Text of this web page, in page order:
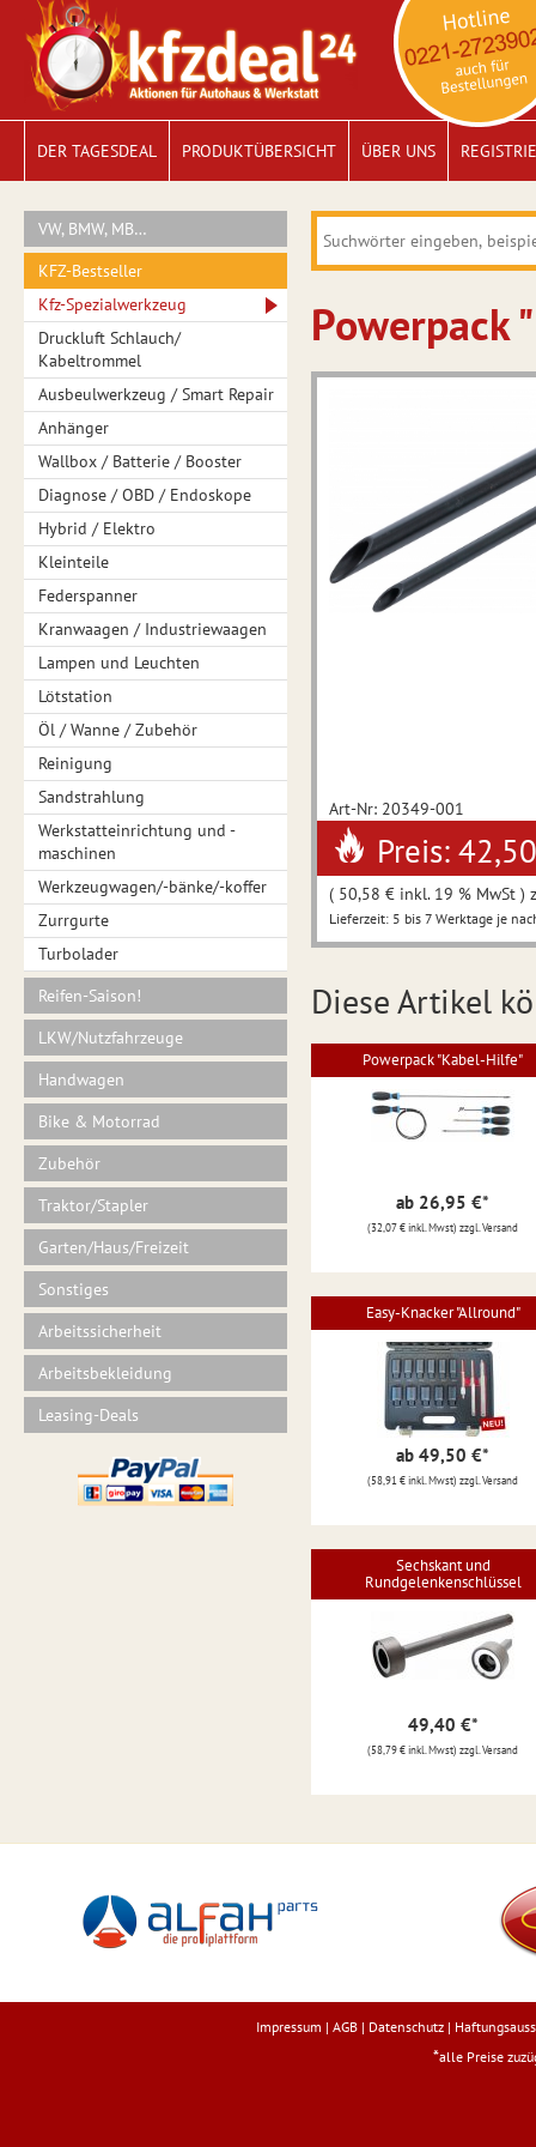
DER TAGESDEAL PRODUKTÜBERSICHT ÜBER UNS
VW, BMW, MB…
KFZ-Bestseller
Kfz-Spezialwerkzeug
Druckluft Schlauch/
Kabeltrommel
Ausbeulwerkzeug / Smart Repair
Anhänger
Wallbox / Batterie / Booster
Diagnose / OBD / Endoskope
Hybrid / Elektro
Kleinteile
Federspanner
Kranwaagen / Industriewaagen
Lampen und Leuchten
Lötstation
Öl / Wanne / Zubehör
Reinigung
Sandstrahlung
Werkstatteinrichtung und -
maschinen
Werkzeugwagen/-bänke/-koffer
Zurrgurte
Turbolader
Reifen-Saison!
LKW/Nutzfahrzeuge
Handwagen
Bike & Motorrad
Zubehör
Traktor/Stapler
Garten/Haus/Freizeit
Sonstiges
Arbeitssicherheit
Arbeitsbekleidung
Leasing-Deals
Powerpack
Art-Nr: 20349-001
Preis:
( 50,58 € inkl. 19 % MwSt )
Lieferzeit: 5 bis 7 Werktage je
Diese Artikel
Powerpack "Kabel-Hilfe"
ab 26,95 €*
(32,07 € inkl. Mwst) zzgl. Versand
Easy-Knacker "Allround"
ab 49,50 €*
(58,91 € inkl. Mwst) zzgl. Versand
Sechskant und
Rundgelenkenschlüssel
49,40 €*
(58,79 € inkl. Mwst) zzgl. Versand
Impressum | AGB | Datenschutz |
*alle Preise